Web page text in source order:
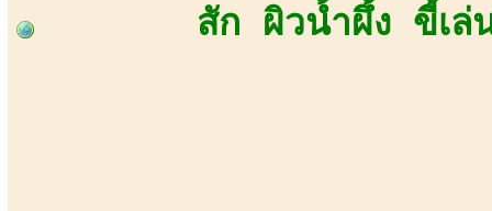
สัก ผิวน้ำผึ้ง ขี้เล่